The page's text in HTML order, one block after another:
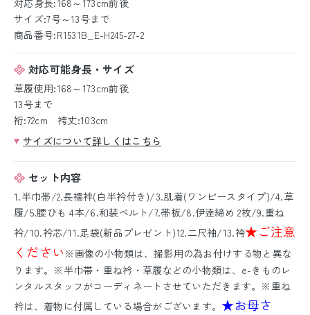
サイズ:7号～13号まで
商品番号:R1531B_E-H245-27-2
対応可能身長・サイズ
草履使用:168～173cm前後
13号まで
裄:72cm 袴丈:103cm
サイズについて詳しくはこちら
セット内容
1.半巾帯/2.長襦袢(白半衿付き)/3.肌着(ワンピースタイプ)/4.草
履/5.腰ひも 4本/6.和装ベルト/7.帯板/8.伊逹締め 2枚/9.重ね
衿/10.衿芯/11.足袋(新品プレゼント)12.二尺袖/13.袴★ご注意
ください ※画像の小物類は、撮影用の為お付けする物と異な
ります。※半巾帯・重ね衿・草履などの小物類は、e-きものレ
ンタルスタッフがコーディネートさせていただきます。※重ね
衿は、着物に付属している場合がございます。★お母さ